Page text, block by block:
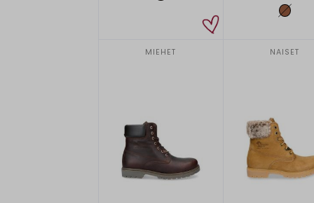
MIEHET NAISET